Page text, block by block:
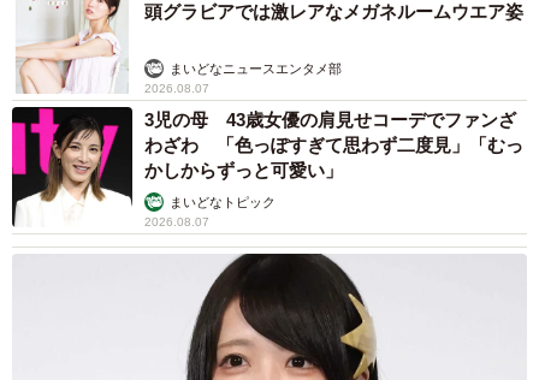
頭グラビアでは激レアなメガネルームウエア姿
まいどなニュースエンタメ部
2026.08.07
3児の母 43歳女優の肩見せコーデでファンざ
わざわ 「色っぽすぎて思わず二度見」「むっ
かしからずっと可愛い」
まいどなトピック
2026.08.07